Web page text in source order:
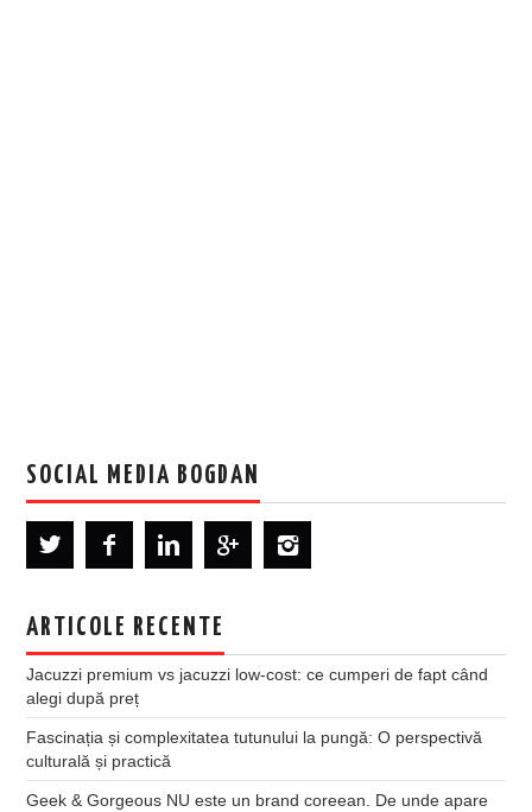
SOCIAL MEDIA BOGDAN
ARTICOLE RECENTE
Jacuzzi premium vs jacuzzi low-cost: ce cumperi de fapt când
alegi după preț
Fascinația și complexitatea tutunului la pungă: O perspectivă
culturală și practică
Geek & Gorgeous NU este un brand coreean. De unde apare